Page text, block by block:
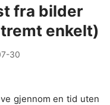
fra bilder
enkelt)
30
gjennom en tid uten